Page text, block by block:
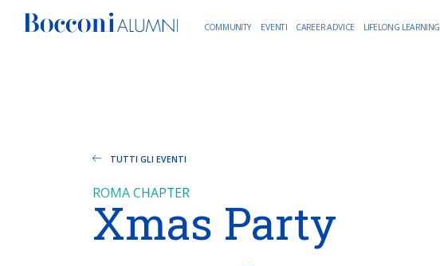
COMMUNITY EVENTI CAREER ADVICE LIFELONG LEARNING
TUTTI GLI EVENTI
ROMA CHAPTER
Xmas Party